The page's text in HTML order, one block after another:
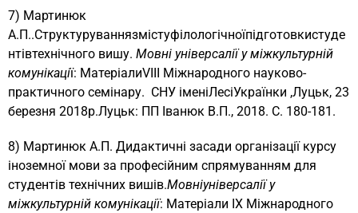
7) Мартинюк
А.П..Cтруктуруваннязмістуфілологічноїпідготовкистуде
нтівтехнічного вишу. Мовні універсалії у міжкультурній
комунікації: МатеріалиVIIІ Міжнародного науково-
практичного семінару. СНУ іменіЛесіУкраїнки ,Луцьк, 23
березня 2018р.Луцьк: ПП Іванюк В.П., 2018. С. 180-181.
8) Мартинюк А.П. Дидактичні засади організації курсу
іноземної мови за професійним спрямуванням для
студентів технічних вишів.Мовніуніверсалії у
міжкультурній комунікації: Матеріали IX Міжнародного